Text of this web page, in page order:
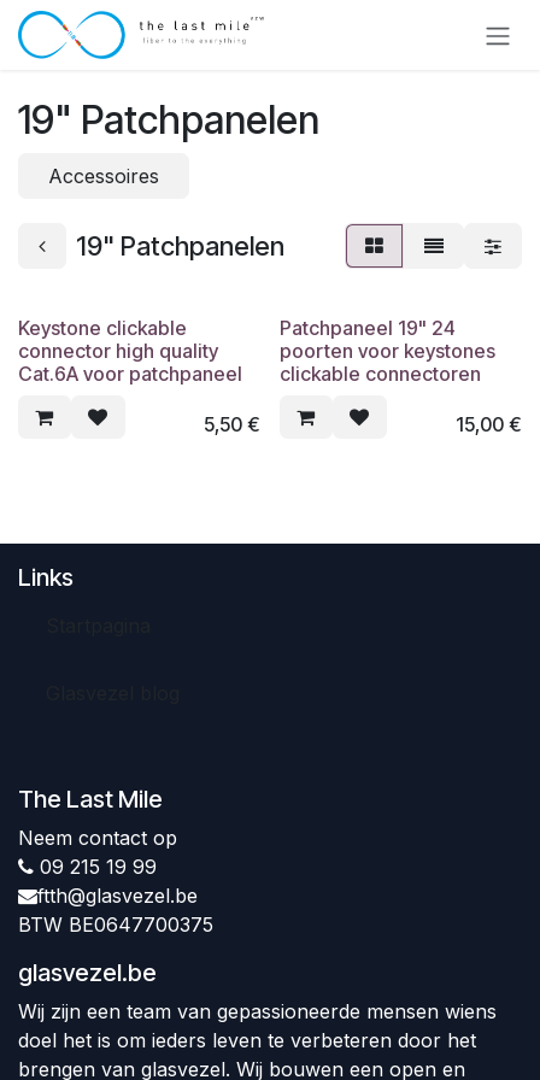
Overslaan naar inhoud
19" Patchpanelen
Accessoires
19" Patchpanelen
Keystone clickable
connector high quality
Cat.6A voor patchpaneel
5,50€
Patchpaneel 19" 24
poorten voor keystones
clickable connectoren
15,00€
Links
The Last Mile
Neem contact op
09 215 19 99
ftth@glasvezel.be
BTW BE0647700375
glasvezel.be
Wij zijn een team van gepassioneerde mensen wiens
doel het is om ieders leven te verbeteren door het
brengen van glasvezel. Wij bouwen een open en